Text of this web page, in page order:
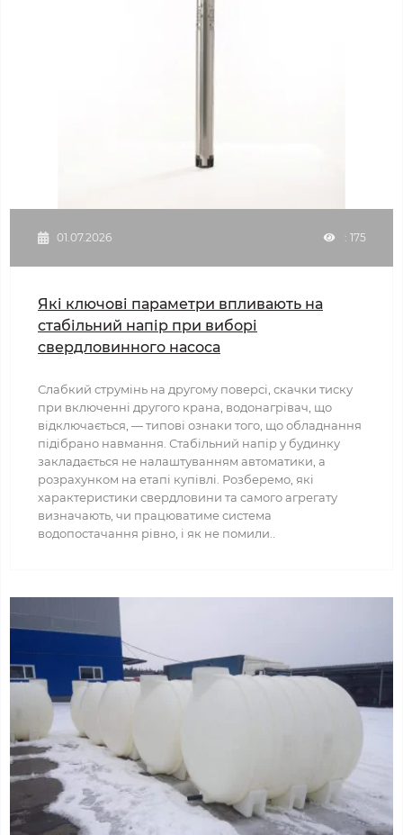
01.07.2026 : 175
Які ключові параметри впливають на
стабільний напір при виборі
свердловинного насоса
Слабкий струмінь на другому поверсі, скачки тиску
при включенні другого крана, водонагрівач, що
відключається, — типові ознаки того, що обладнання
підібрано навмання. Стабільний напір у будинку
закладається не налаштуванням автоматики, а
розрахунком на етапі купівлі. Розберемо, які
характеристики свердловини та самого агрегату
визначають, чи працюватиме система
водопостачання рівно, і як не помили..